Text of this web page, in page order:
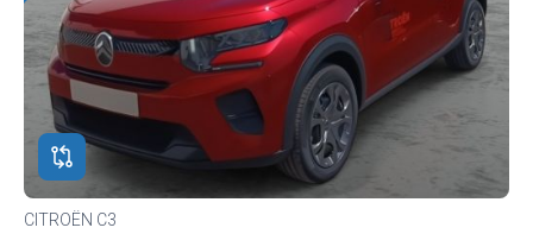
CITROËN C3